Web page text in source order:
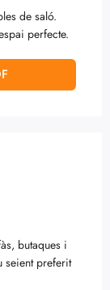
de saló.
perfecte.
butaques i
seient preferit